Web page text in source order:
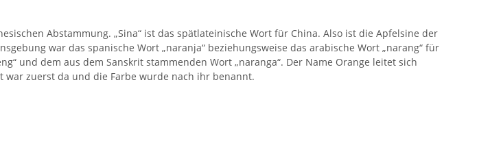
Abstammung. „Sina“ ist das spätlateinische Wort für China. Also ist die Apfelsine der
war das spanische Wort „naranja“ beziehungsweise das arabische Wort „narang“ für
und dem aus dem Sanskrit stammenden Wort „naranga“. Der Name Orange leitet sich
war zuerst da und die Farbe wurde nach ihr benannt.